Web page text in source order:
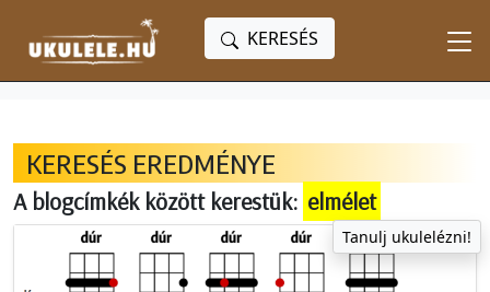
KERESÉS
KERESÉS EREDMÉNYE
A blogcímkék között kerestük: elmélet
Tanulj ukulelézni!